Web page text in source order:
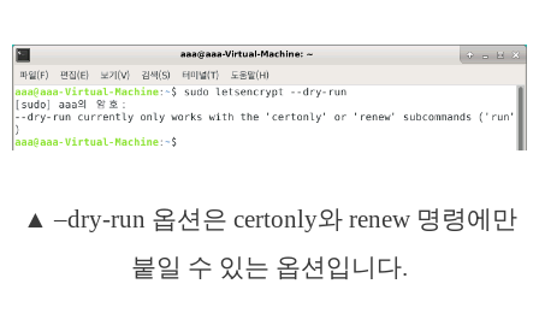
▲ –dry-run 옵션은 certonly와 renew 명령에만
붙일 수 있는 옵션입니다.